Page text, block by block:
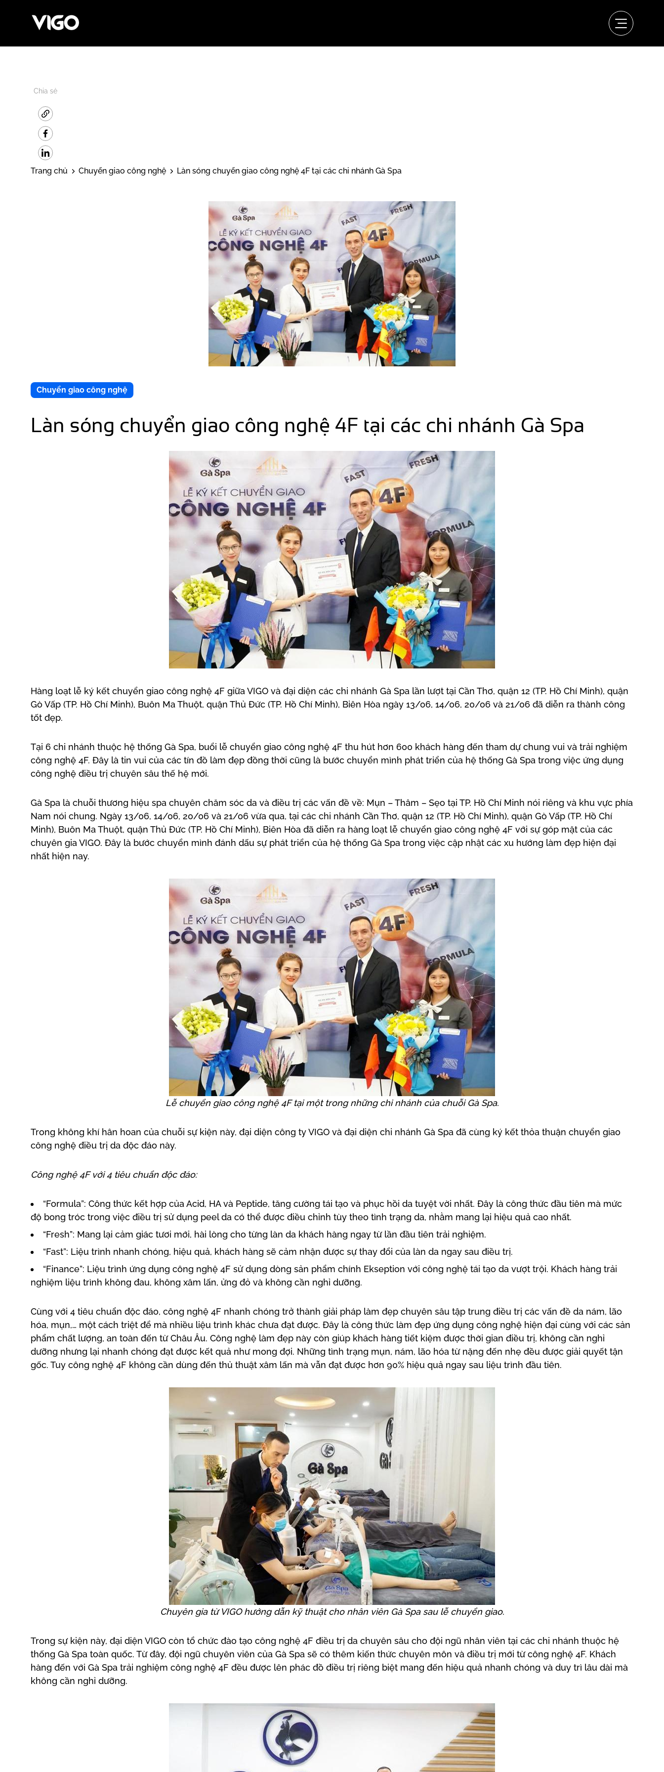
Chia sẻ
Trang chủ Chuyển giao công nghệ Làn sóng chuyển giao công nghệ 4F tại các chi nhánh Gà Spa
Chuyển giao công nghệ
Làn sóng chuyển giao công nghệ 4F tại các chi nhánh Gà Spa
Hàng loạt lễ ký kết chuyển giao công nghệ 4F giữa VIGO và đại diện các chi nhánh Gà Spa lần lượt tại Cần Thơ, quận 12 (TP. Hồ Chí Minh), quận
Gò Vấp (TP. Hồ Chí Minh), Buôn Ma Thuột, quận Thủ Đức (TP. Hồ Chí Minh), Biên Hòa ngày 13/06, 14/06, 20/06 và 21/06 đã diễn ra thành công
tốt đẹp.
Tại 6 chi nhánh thuộc hệ thống Gà Spa, buổi lễ chuyển giao công nghệ 4F thu hút hơn 600 khách hàng đến tham dự chung vui và trải nghiệm
công nghệ 4F. Đây là tin vui của các tín đồ làm đẹp đồng thời cũng là bước chuyển mình phát triển của hệ thống Gà Spa trong việc ứng dụng
công nghệ điều trị chuyên sâu thế hệ mới.
Gà Spa là chuỗi thương hiệu spa chuyên chăm sóc da và điều trị các vấn đề về: Mụn – Thâm – Sẹo tại TP. Hồ Chí Minh nói riêng và khu vực phía
Nam nói chung. Ngày 13/06, 14/06, 20/06 và 21/06 vừa qua, tại các chi nhánh Cần Thơ, quận 12 (TP. Hồ Chí Minh), quận Gò Vấp (TP. Hồ Chí
Minh), Buôn Ma Thuột, quận Thủ Đức (TP. Hồ Chí Minh), Biên Hòa đã diễn ra hàng loạt lễ chuyển giao công nghệ 4F với sự góp mặt của các
chuyên gia VIGO. Đây là bước chuyển mình đánh dấu sự phát triển của hệ thống Gà Spa trong việc cập nhật các xu hướng làm đẹp hiện đại
nhất hiện nay.
Lễ chuyển giao công nghệ 4F tại một trong những chi nhánh của chuỗi Gà Spa.
Trong không khí hân hoan của chuỗi sự kiện này, đại diện công ty VIGO và đại diện chi nhánh Gà Spa đã cùng ký kết thỏa thuận chuyển giao
công nghệ điều trị da độc đáo này.
Công nghệ 4F với 4 tiêu chuẩn độc đáo:
“Formula”: Công thức kết hợp của Acid, HA và Peptide, tăng cường tái tạo và phục hồi da tuyệt vời nhất. Đây là công thức đầu tiên mà mức
độ bong tróc trong việc điều trị sử dụng peel da có thể được điều chỉnh tùy theo tình trạng da, nhằm mang lại hiệu quả cao nhất.
“Fresh”: Mang lại cảm giác tươi mới, hài lòng cho từng làn da khách hàng ngay từ lần đầu tiên trải nghiệm.
“Fast”: Liệu trình nhanh chóng, hiệu quả, khách hàng sẽ cảm nhận được sự thay đổi của làn da ngay sau điều trị.
“Finance”: Liệu trình ứng dụng công nghệ 4F sử dụng dòng sản phẩm chính Ekseption với công nghệ tái tạo da vượt trội. Khách hàng trải
nghiệm liệu trình không đau, không xâm lấn, ửng đỏ và không cần nghỉ dưỡng.
Cùng với 4 tiêu chuẩn độc đáo, công nghệ 4F nhanh chóng trở thành giải pháp làm đẹp chuyên sâu tập trung điều trị các vấn đề da nám, lão
hóa, mụn,… một cách triệt để mà nhiều liệu trình khác chưa đạt được. Đây là công thức làm đẹp ứng dụng công nghệ hiện đại cùng với các sản
phẩm chất lượng, an toàn đến từ Châu Âu. Công nghệ làm đẹp này còn giúp khách hàng tiết kiệm được thời gian điều trị, không cần nghỉ
dưỡng nhưng lại nhanh chóng đạt được kết quả như mong đợi. Những tình trạng mụn, nám, lão hóa từ nặng đến nhẹ đều được giải quyết tận
gốc. Tuy công nghệ 4F không cần dùng đến thủ thuật xâm lấn mà vẫn đạt được hơn 90% hiệu quả ngay sau liệu trình đầu tiên.
Chuyên gia từ VIGO hướng dẫn kỹ thuật cho nhân viên Gà Spa sau lễ chuyển giao.
Trong sự kiện này, đại diện VIGO còn tổ chức đào tạo công nghệ 4F điều trị da chuyên sâu cho đội ngũ nhân viên tại các chi nhánh thuộc hệ
thống Gà Spa toàn quốc. Từ đây, đội ngũ chuyên viên của Gà Spa sẽ có thêm kiến thức chuyên môn và điều trị mới từ công nghệ 4F. Khách
hàng đến với Gà Spa trải nghiệm công nghệ 4F đều được lên phác đồ điều trị riêng biệt mang đến hiệu quả nhanh chóng và duy trì lâu dài mà
không cần nghỉ dưỡng.